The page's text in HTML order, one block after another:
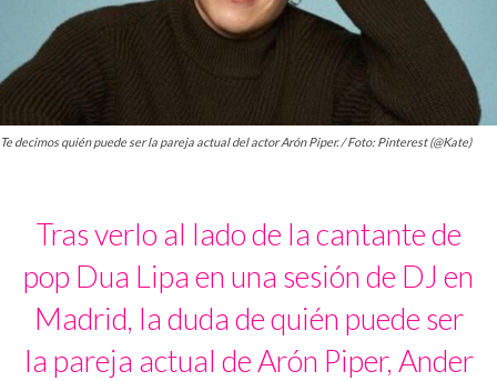
Te decimos quién puede ser la pareja actual del actor Arón Piper. / Foto: Pinterest (@Kate)
Tras verlo al lado de la cantante de
pop Dua Lipa en una sesión de DJ en
Madrid, la duda de quién puede ser
la pareja actual de Arón Piper, Ander